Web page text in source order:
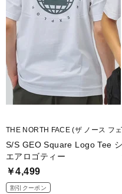
THE NORTH FACE (ザ ノース フ
S/S GEO Square Logo Tee
エアロゴティー
￥4,499
割引クーポン